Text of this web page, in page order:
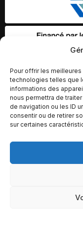
Pour offrir les
technologies telles que
informations des
nous permettra de
de navigation ou les ID
consentir ou de retirer
sur certaines
© Copyright 2026 –
Ce site internet a été